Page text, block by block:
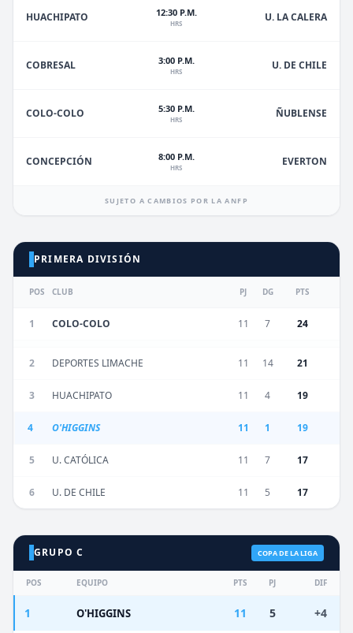
HUACHIPATO 12:30 P.M.
HRS U. LA CALERA
COBRESAL 3:00 P.M.
HRS U. DE CHILE
COLO-COLO 5:30 P.M.
HRS ÑUBLENSE
CONCEPCIÓN 8:00 P.M.
HRS EVERTON
SUJETO A CAMBIOS POR LA ANFP
PRIMERA DIVISIÓN
POS CLUB PJ DG PTS
1 COLO-COLO 11 7 24
2 DEPORTES LIMACHE 11 14 21
3 HUACHIPATO 11 4 19
4 O'HIGGINS 11 1 19
5 U. CATÓLICA 11 7 17
6 U. DE CHILE 11 5 17
GRUPO C COPA DE LA LIGA
POS EQUIPO PTS PJ DIF
1 O'HIGGINS 11 5 +4